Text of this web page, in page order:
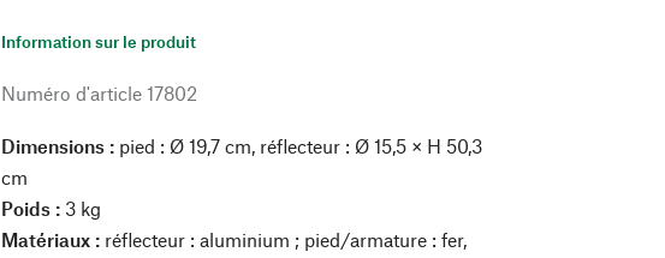
Information sur le produit
Numéro d'article 17802
Dimensions : pied : Ø 19,7 cm, réflecteur : Ø 15,5 × H 50,3
cm
Poids : 3 kg
Matériaux : réflecteur : aluminium ; pied/armature : fer,